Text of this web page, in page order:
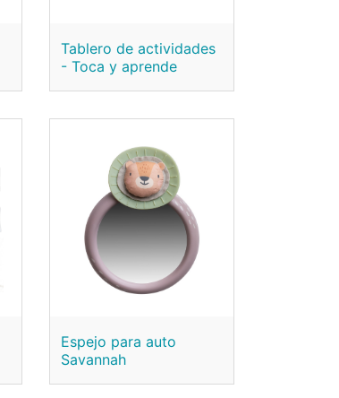
Tablero de actividades
- Toca y aprende
Espejo para auto
Savannah